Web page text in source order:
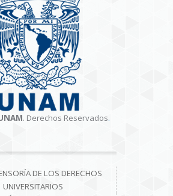
. Derechos Reservados.
DE LOS DERECHOS
UNIVERSITARIOS